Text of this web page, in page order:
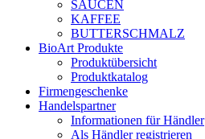
SAUCEN
KAFFEE
BUTTERSCHMALZ
BioArt Produkte
Produktübersicht
Produktkatalog
Firmengeschenke
Handelspartner
Informationen für Händler
Als Händler registrieren